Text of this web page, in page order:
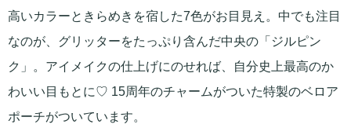
高いカラーときらめきを宿した7色がお目見え。中でも注目
なのが、グリッターをたっぷり含んだ中央の「ジルピン
ク」。アイメイクの仕上げにのせれば、自分史上最高のか
わいい目もとに♡ 15周年のチャームがついた特製のベロア
ポーチがついています。